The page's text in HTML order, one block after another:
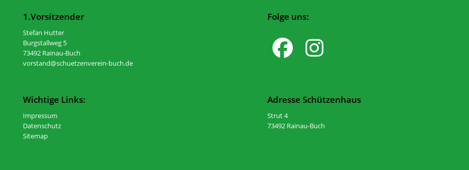
1.Vorsitzender
Stefan Hutter
Burgstallweg 5
73492 Rainau-Buch
vorstand@schuetzenverein-buch.de
Wichtige Links:
Impressum
Datenschutz
Sitemap
Folge uns:
Adresse Schützenhaus
Strut 4
73492 Rainau-Buch